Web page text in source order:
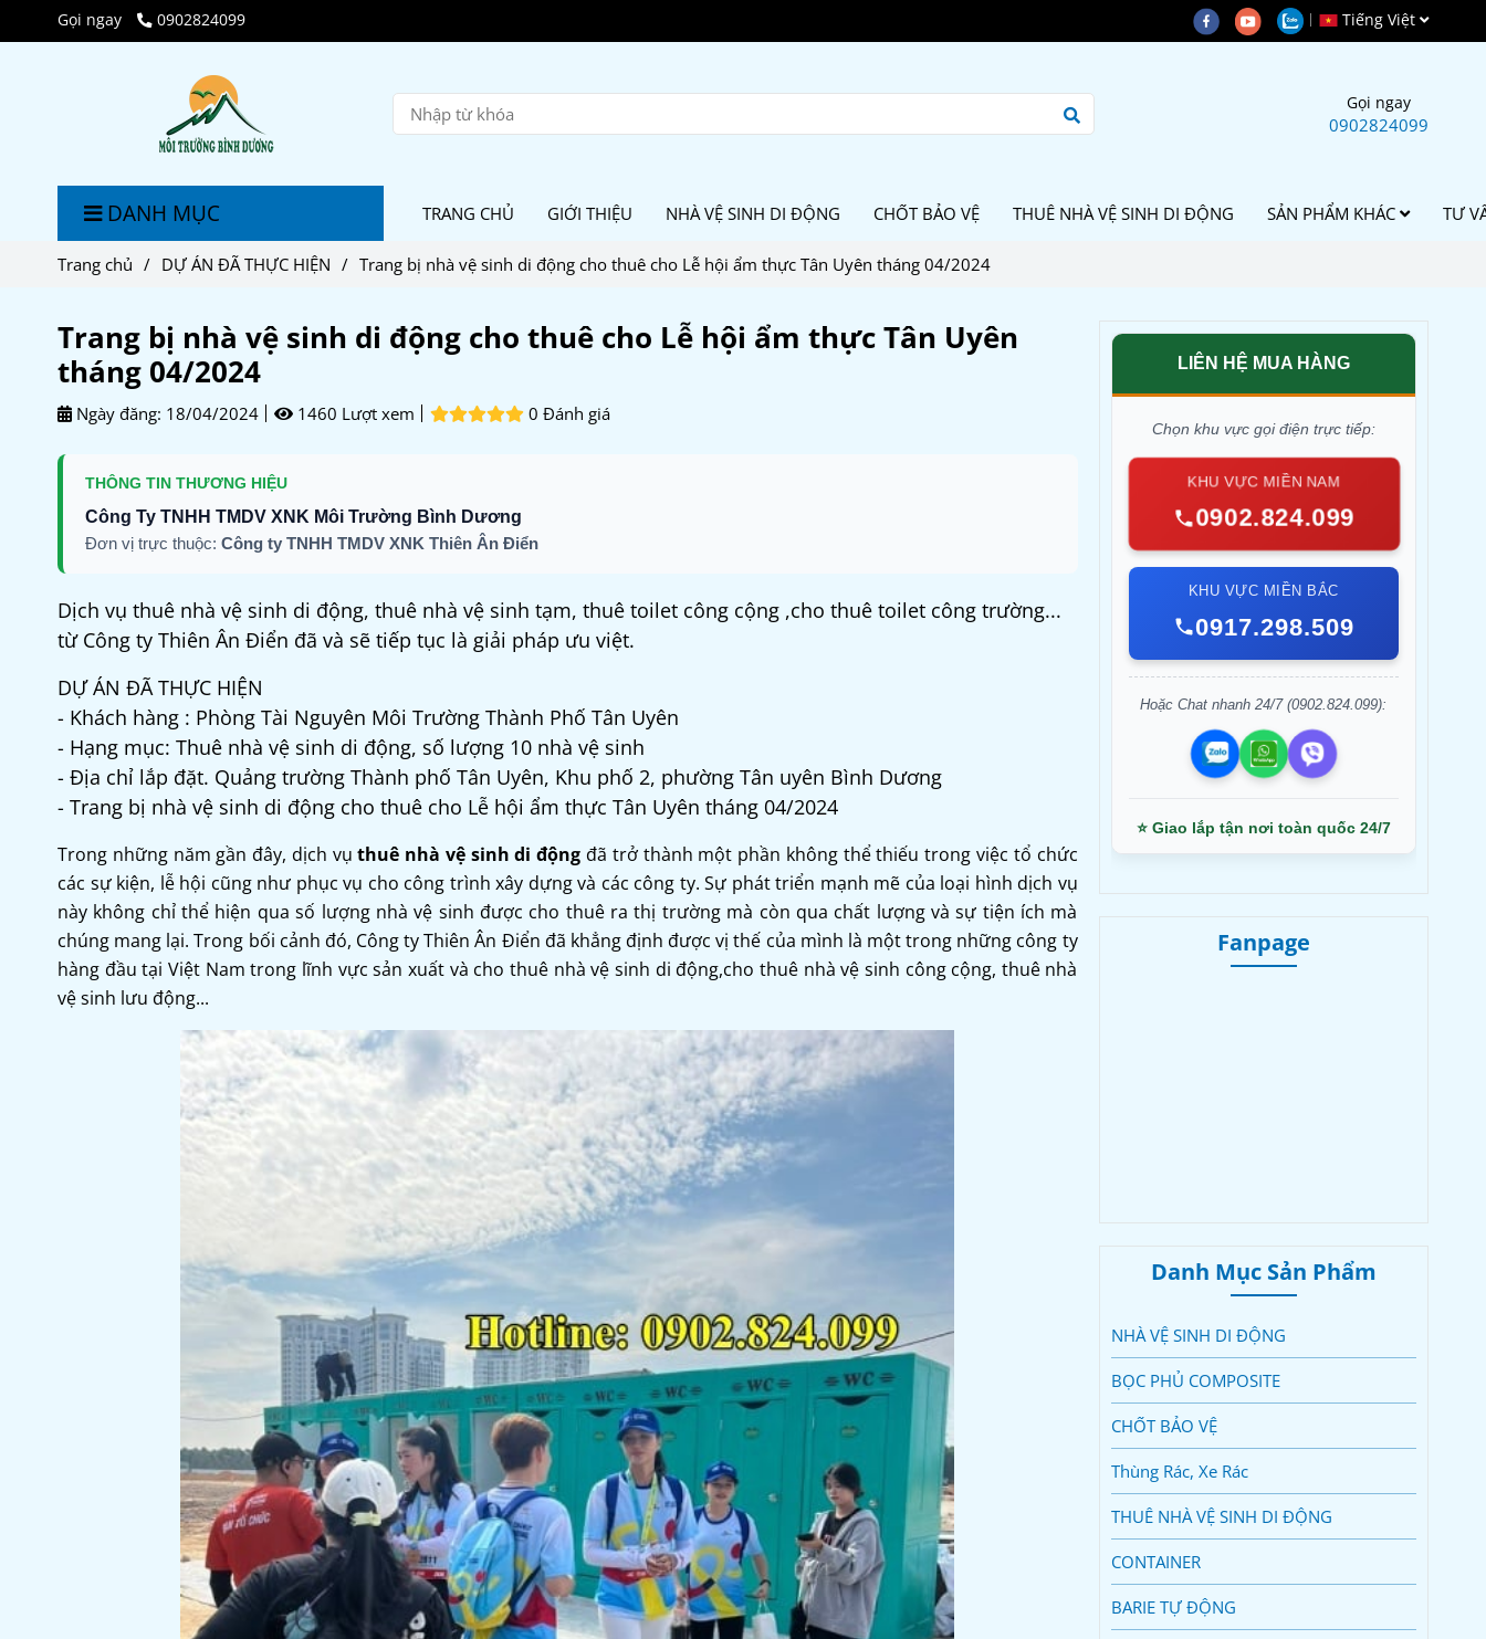
Gọi ngay 0902824099 Tiếng Việt
Gọi ngay
0902824099
DANH MỤC TRANG CHỦ GIỚI THIỆU NHÀ VỆ SINH DI ĐỘNG CHỐT BẢO VỆ THUÊ NHÀ VỆ SINH DI ĐỘNG SẢN PHẨM KHÁC TƯ
Trang chủ / DỰ ÁN ĐÃ THỰC HIỆN / Trang bị nhà vệ sinh di động cho thuê cho Lễ hội ẩm thực Tân Uyên tháng 04/2024
Trang bị nhà vệ sinh di động cho thuê cho Lễ hội ẩm thực Tân Uyên
tháng 04/2024
Ngày đăng: 18/04/2024 1460 Lượt xem 0 Đánh giá
THÔNG TIN THƯƠNG HIỆU
Công Ty TNHH TMDV XNK Môi Trường Bình Dương
Đơn vị trực thuộc: Công ty TNHH TMDV XNK Thiên Ân Điển
Dịch vụ thuê nhà vệ sinh di động, thuê nhà vệ sinh tạm, thuê toilet công cộng ,cho thuê toilet công trường...
từ Công ty Thiên Ân Điển đã và sẽ tiếp tục là giải pháp ưu việt.
DỰ ÁN ĐÃ THỰC HIỆN
- Khách hàng : Phòng Tài Nguyên Môi Trường Thành Phố Tân Uyên
- Hạng mục: Thuê nhà vệ sinh di động, số lượng 10 nhà vệ sinh
- Địa chỉ lắp đặt. Quảng trường Thành phố Tân Uyên, Khu phố 2, phường Tân uyên Bình Dương
- Trang bị nhà vệ sinh di động cho thuê cho Lễ hội ẩm thực Tân Uyên tháng 04/2024
Trong những năm gần đây, dịch vụthuê nhà vệ sinh di động đã trở thành một phần không thể thiếu trong việc tổ chức
các sự kiện, lễ hội cũng như phục vụ cho công trình xây dựng và các công ty. Sự phát triển mạnh mẽ của loại hình dịch vụ
này không chỉ thể hiện qua số lượng nhà vệ sinh được cho thuê ra thị trường mà còn qua chất lượng và sự tiện ích mà
chúng mang lại. Trong bối cảnh đó, Công ty Thiên Ân Điển đã khẳng định được vị thế của mình là một trong những công ty
hàng đầu tại Việt Nam trong lĩnh vực sản xuất và cho thuê nhà vệ sinh di động,cho thuê nhà vệ sinh công cộng, thuê nhà
vệ sinh lưu động...
LIÊN HỆ MUA HÀNG
Chọn khu vực gọi điện trực tiếp:
KHU VỰC MIỀN NAM
0902.824.099
KHU VỰC MIỀN BẮC
0917.298.509
Hoặc Chat nhanh 24/7 (0902.824.099):
⭐ Giao lắp tận nơi toàn quốc 24/7
Fanpage
Danh Mục Sản Phẩm
NHÀ VỆ SINH DI ĐỘNG
BỌC PHỦ COMPOSITE
CHỐT BẢO VỆ
Thùng Rác, Xe Rác
THUÊ NHÀ VỆ SINH DI ĐỘNG
CONTAINER
BARIE TỰ ĐỘNG